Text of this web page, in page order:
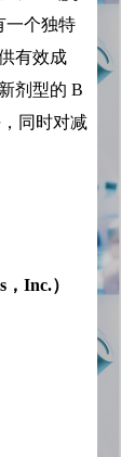
一个独特
有效成
剂型的 B
同时对减
Inc.）